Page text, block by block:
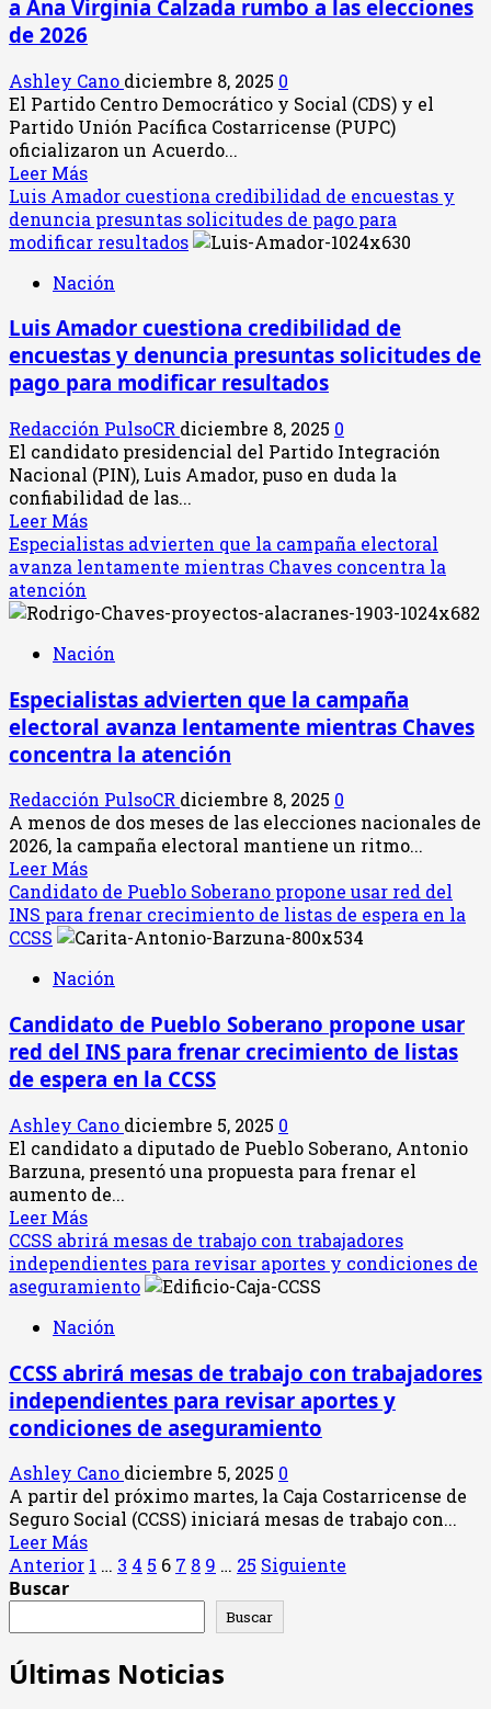
de
nuevos
impuestos
si
llega
a
la
Presidencia
a Ana Virginia Calzada rumbo a las elecciones
de 2026
Ashley Cano diciembre 8, 2025 0
El Partido Centro Democrático y Social (CDS) y el
Partido Unión Pacífica Costarricense (PUPC)
oficializaron un Acuerdo...
Leer MásLeer
más
acerca
de
y
sellan
alianza
política
respaldan
a
Ana
Virginia
Calzada
rumbo
a
elecciones
2026
Luis Amador cuestiona credibilidad de encuestas y
denuncia presuntas solicitudes de pago para
modificar resultados
Nación
Luis Amador cuestiona credibilidad de
encuestas y denuncia presuntas solicitudes de
pago para modificar resultados
Redacción PulsoCR diciembre 8, 2025 0
El candidato presidencial del Partido Integración
Nacional (PIN), Luis Amador, puso en duda la
confiabilidad de las...
Leer MásLeer
más
acerca
Luis
cuestiona
de
encuestas
y
presuntas
solicitudes
de
pago
para
modificar
resultados
Especialistas advierten que la campaña electoral
avanza lentamente mientras Chaves concentra la
atención
Nación
Especialistas advierten que la campaña
electoral avanza lentamente mientras Chaves
concentra la atención
Redacción PulsoCR diciembre 8, 2025 0
A menos de dos meses de las elecciones nacionales de
2026, la campaña electoral mantiene un ritmo...
Leer MásLeer
más
acerca
de
advierten
la
campaña
electoral
lentamente
mientras
Chaves
concentra
la
atención
Candidato de Pueblo Soberano propone usar red del
INS para frenar crecimiento de listas de espera en la
CCSS
Nación
Candidato de Pueblo Soberano propone usar
red del INS para frenar crecimiento de listas
de espera en la CCSS
Ashley Cano diciembre 5, 2025 0
El candidato a diputado de Pueblo Soberano, Antonio
Barzuna, presentó una propuesta para frenar el
aumento de...
Leer MásLeer
más
acerca
de
de
Soberano
propone
usar
red
del
INS
para
frenar
crecimiento
listas
de
en
CCSS abrirá mesas de trabajo con trabajadores
independientes para revisar aportes y condiciones de
aseguramiento
Nación
CCSS abrirá mesas de trabajo con trabajadores
independientes para revisar aportes y
condiciones de aseguramiento
Ashley Cano diciembre 5, 2025 0
A partir del próximo martes, la Caja Costarricense de
Seguro Social (CCSS) iniciará mesas de trabajo con...
Leer MásLeer
más
CCSS
mesas
Paginación
de
entradas
Anterior 1 … 3 4 5 6 7 8 9 … 25 Siguiente
Buscar
Buscar
Últimas Noticias